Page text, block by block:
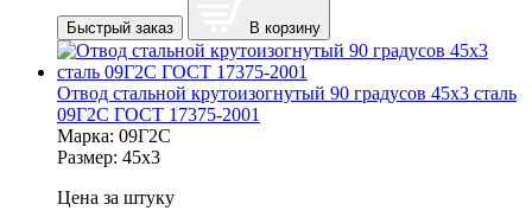
Быстрый заказ В корзину
Отвод стальной крутоизогнутый 90 градусов 45х3 сталь
09Г2С ГОСТ 17375-2001
Марка: 09Г2С
Размер: 45х3
Цена за штуку